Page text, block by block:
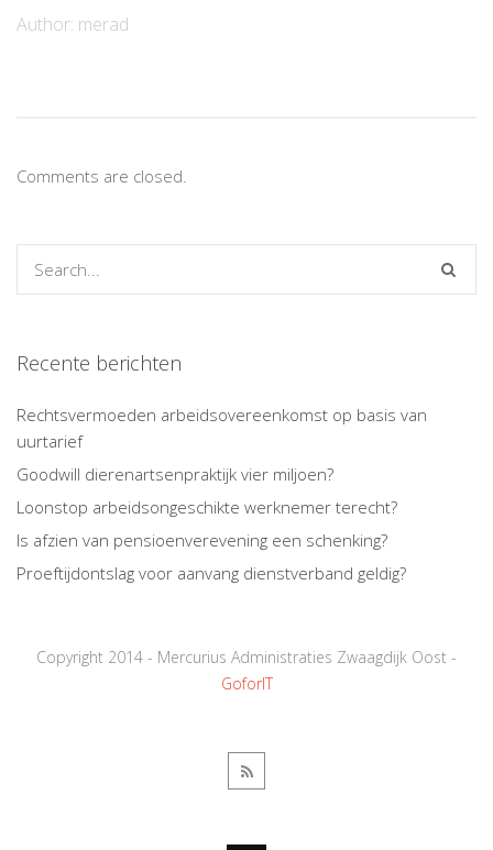
Author: merad
Comments are closed.
Recente berichten
Rechtsvermoeden arbeidsovereenkomst op basis van
uurtarief
Goodwill dierenartsenpraktijk vier miljoen?
Loonstop arbeidsongeschikte werknemer terecht?
Is afzien van pensioenverevening een schenking?
Proeftijdontslag voor aanvang dienstverband geldig?
Copyright 2014 - Mercurius Administraties Zwaagdijk Oost -
GoforIT